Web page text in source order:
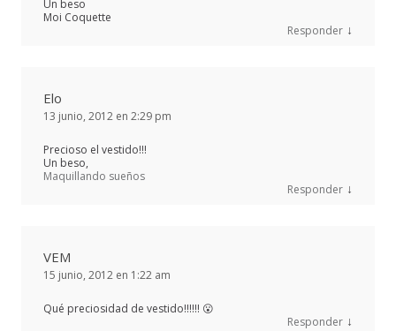
Un beso
Moi Coquette
Responder ↓
Elo
13 junio, 2012 en 2:29 pm
Precioso el vestido!!!
Un beso,
Maquillando sueños
Responder ↓
VEM
15 junio, 2012 en 1:22 am
Qué preciosidad de vestido!!!!!! 😮
Responder ↓